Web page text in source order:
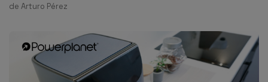
de Arturo Pérez